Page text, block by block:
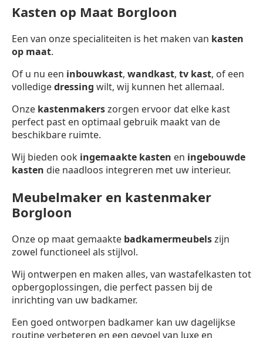
Kasten op Maat Borgloon
Een van onze specialiteiten is het maken van kasten
op maat.
Of u nu een inbouwkast, wandkast, tv kast, of een
volledigedressing wilt, wij kunnen het allemaal.
Onze kastenmakerszorgen ervoor dat elke kast
perfect past en optimaal gebruik maakt van de
beschikbare ruimte.
Wij bieden ook ingemaakte kasten en ingebouwde
kasten die naadloos integreren met uw interieur.
Meubelmaker en kastenmaker
Borgloon
Onze op maat gemaakte badkamermeubelszijn
zowel functioneel als stijlvol.
Wij ontwerpen en maken alles, van wastafelkasten tot
opbergoplossingen, die perfect passen bij de
inrichting van uw badkamer.
Een goed ontworpen badkamer kan uw dagelijkse
routine verbeteren en een gevoel van luxe en